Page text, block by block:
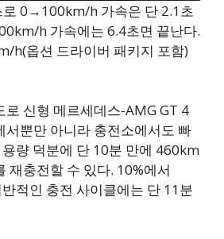
로 0→100km/h 가속은 단 2.1초
h 가속에는 6.4초면 끝난다.
h(옵션 드라이버 패키지 포함)
로 신형 메르세데스-AMG GT 4
서뿐만 아니라 충전소에서도 빠
량 덕분에 단 10분 만에 460km
재충전할 수 있다. 10%에서
적인 충전 사이클에는 단 11분